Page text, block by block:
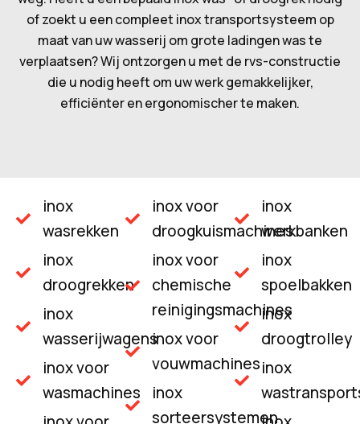
of zoekt u een compleet inox transportsysteem op
maat van uw wasserij om grote ladingen was te
verplaatsen? Wij ontzorgen u met de rvs-constructie
die u nodig heeft om uw werk gemakkelijker,
efficiënter en ergonomischer te maken.
inox
wasrekken
inox
droogrekken
inox
wasserijwagens
inox voor
wasmachines
inox voor
droogkuismachines
inox voor
chemische
reinigingsmachines
inox voor
vouwmachines
inox
sorteersystemen
inox
werkbanken
inox
spoelbakken
inox
droogtrolley
inox